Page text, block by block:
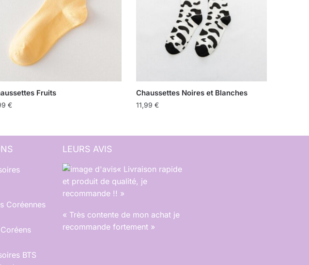
Fruits
€
Chaussettes Noires et Blanches
11,99 €
Coréennes
BTS
LEURS AVIS
« Livraison rapide
et produit de qualité, je
recommande !! »
« Très contente de mon achat je
recommande fortement »